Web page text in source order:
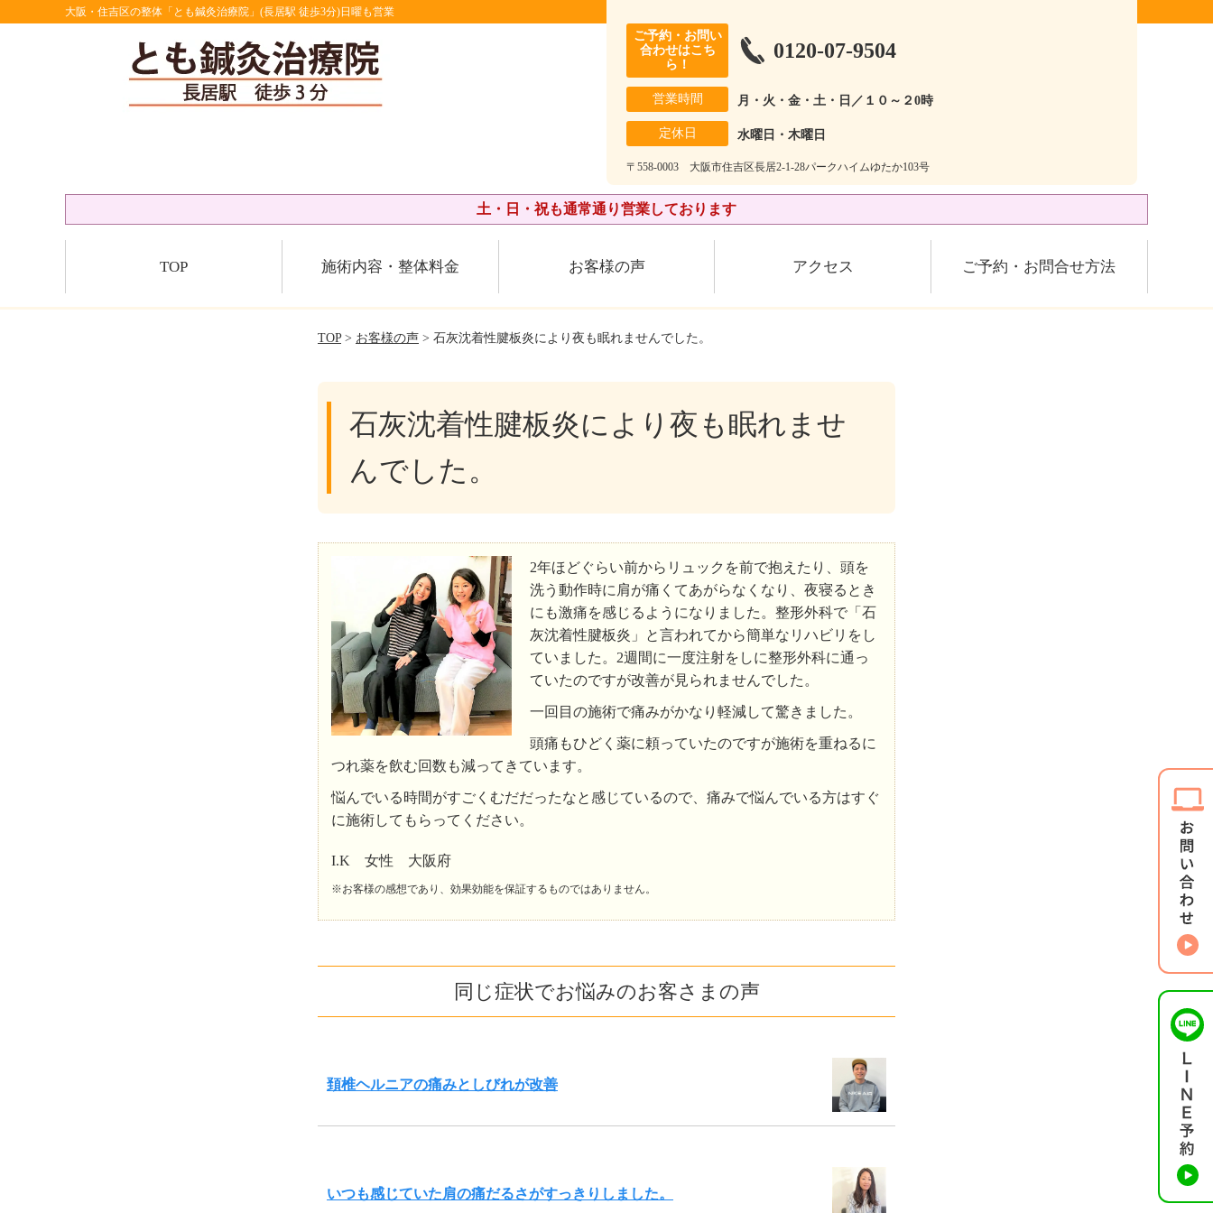
大阪・住吉区の整体「とも鍼灸治療院」(長居駅 徒歩3分)日曜も営業
ご予約・お問い
合わせはこち
ら！
0120-07-9504
営業時間 月・火・金・土・日／１０～２0時
定休日 水曜日・木曜日
〒558-0003 大阪市住吉区長居2-1-28パークハイムゆたか103号
土・日・祝も通常通り営業しております
TOP 施術内容・整体料金 お客様の声 アクセス ご予約・お問合せ方法
TOP> お客様の声 > 石灰沈着性腱板炎により夜も眠れませんでした。
石灰沈着性腱板炎により夜も眠れませ
んでした。
2年ほどぐらい前からリュックを前で抱えたり、頭を
洗う動作時に肩が痛くてあがらなくなり、夜寝るとき
にも激痛を感じるようになりました。整形外科で「石
灰沈着性腱板炎」と言われてから簡単なリハビリをし
ていました。2週間に一度注射をしに整形外科に通っ
ていたのですが改善が見られませんでした。
一回目の施術で痛みがかなり軽減して驚きました。
頭痛もひどく薬に頼っていたのですが施術を重ねるに
つれ薬を飲む回数も減ってきています。
悩んでいる時間がすごくむだだったなと感じているので、痛みで悩んでいる方はすぐ
に施術してもらってください。
I.K 女性 大阪府
※お客様の感想であり、効果効能を保証するものではありません。
同じ症状でお悩みのお客さまの声
頚椎ヘルニアの痛みとしびれが改善
いつも感じていた肩の痛だるさがすっきりしました。